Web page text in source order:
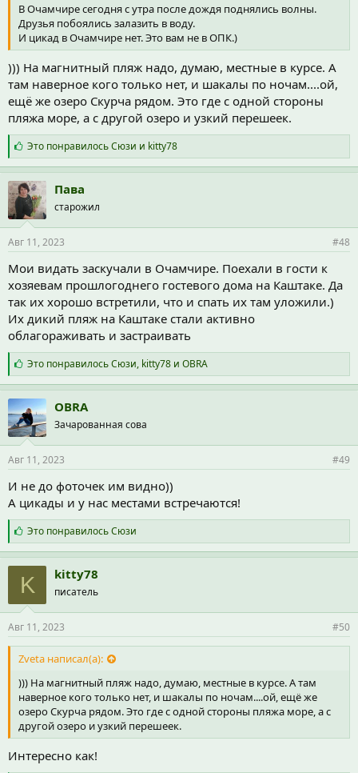
В Очамчире сегодня с утра после дождя поднялись волны.
Друзья побоялись залазить в воду.
И цикад в Очамчире нет. Это вам не в ОПК.)
))) На магнитный пляж надо, думаю, местные в курсе. А
там наверное кого только нет, и шакалы по ночам....ой,
ещё же озеро Скурча рядом. Это где с одной стороны
пляжа море, а с другой озеро и узкий перешеек.
С
и
м
п
а
т
и
Это понравилосьСюзи и kitty78
Пава
старожил
Авг 11, 2023 #48
Мои видать заскучали в Очамчире. Поехали в гости к
хозяевам прошлогоднего гостевого дома на Каштаке. Да
так их хорошо встретили, что и спать их там уложили.)
Их дикий пляж на Каштаке стали активно
облагораживать и застраивать
С
и
м
п
а
т
и
Это понравилосьСюзи, kitty78и OBRA
OBRA
Зачарованная сова
Авг 11, 2023 #49
И не до фоточек им видно))
А цикады и у нас местами встречаются!
С
и
м
п
а
т
и
Это понравилосьСюзи
K kitty78
писатель
Авг 11, 2023 #50
Zveta написал(а):
))) На магнитный пляж надо, думаю, местные в курсе. А там
наверное кого только нет, и шакалы по ночам....ой, ещё же
озеро Скурча рядом. Это где с одной стороны пляжа море, а с
другой озеро и узкий перешеек.
Интересно как!